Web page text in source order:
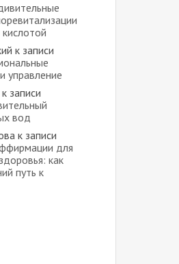
кислотой
к записи
управление
к записи
вод
к записи
для
как
путь к